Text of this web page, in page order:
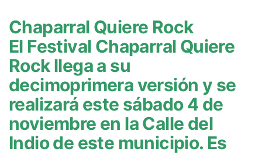
Chaparral Quiere Rock
El Festival Chaparral Quiere
Rock llega a su
decimoprimera versión y se
realizará este sábado 4 de
noviembre en la Calle del
Indio de este municipio. Es